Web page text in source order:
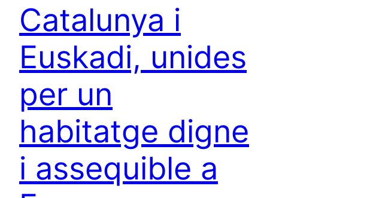
Catalunya i
Euskadi, unides
per un
habitatge digne
i assequible a